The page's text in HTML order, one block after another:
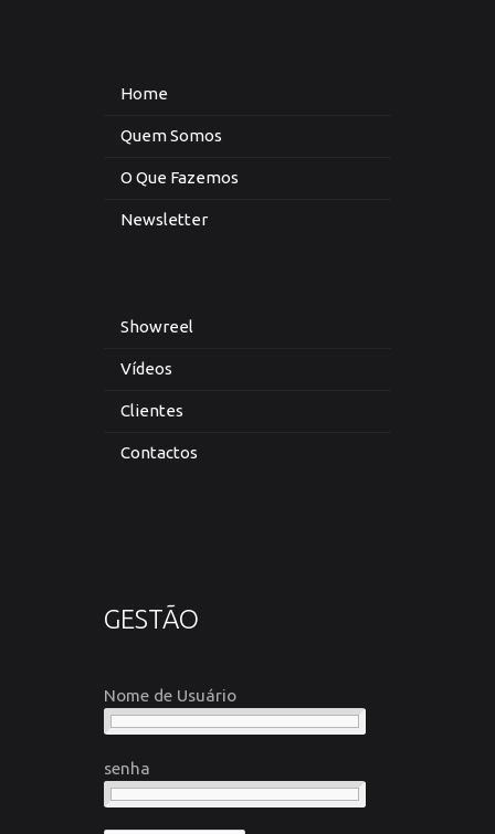
Home
Quem Somos
O Que Fazemos
Newsletter
Showreel
Vídeos
Clientes
Contactos
GESTÃO
Nome de Usuário
senha